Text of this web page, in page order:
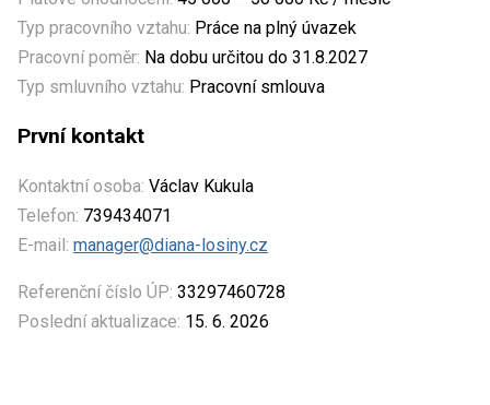
Typ pracovního vztahu: Práce na plný úvazek
Pracovní poměr: Na dobu určitou do 31.8.2027
Typ smluvního vztahu: Pracovní smlouva
První kontakt
Kontaktní osoba: Václav Kukula
Telefon: 739434071
E-mail: manager@diana-losiny.cz
Referenční číslo ÚP: 33297460728
Poslední aktualizace: 15. 6. 2026